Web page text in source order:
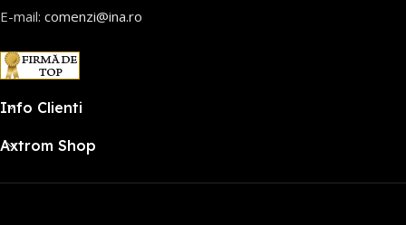
E-mail: comenzi@ina.ro
Info Clienti
Axtrom Shop